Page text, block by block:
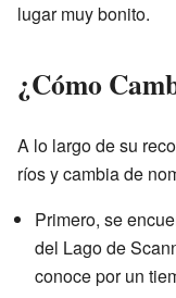
lugar muy bonito.
¿Cómo
A lo largo de su
ríos y cambia de
Primero, se
del Lago de
conoce por un